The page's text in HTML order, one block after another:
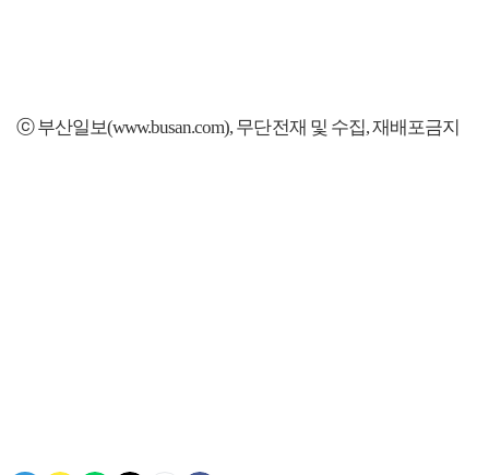
ⓒ 부산일보(www.busan.com), 무단전재 및 수집, 재배포금지